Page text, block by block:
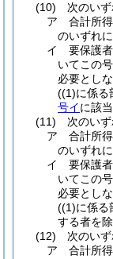
(10)
次のい
ア
合計所
のいずれ
イ
要保護
いてこの
必要とし
((1)に係る
号イに該
(11)
次のい
ア
合計所
のいずれ
イ
要保護
いてこの
必要とし
((1)に係る
する者を
(12)
次のい
ア
合計所